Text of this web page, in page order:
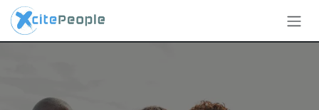
Zum Inhalt springen